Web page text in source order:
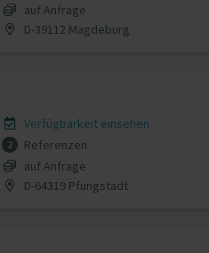
auf Anfrage
D-39112 Magdeburg
Verfügbarkeit einsehen
2
Referenzen
auf Anfrage
D-64319 Pfungstadt